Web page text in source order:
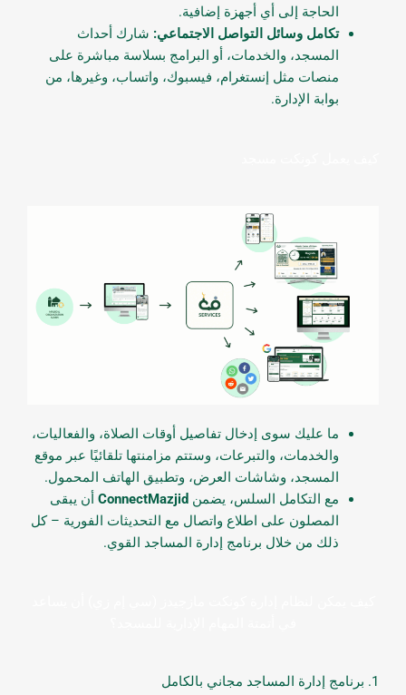
الحاجة إلى أي أجهزة إضافية.
تكامل وسائل التواصل الاجتماعي: شارك أحداث
المسجد، والخدمات، أو البرامج بسلاسة مباشرة على
منصات مثل إنستغرام، فيسبوك، واتساب، وغيرها، من
بوابة الإدارة.
ما عليك سوى إدخال تفاصيل أوقات الصلاة، والفعاليات،
والخدمات، والتبرعات، وستتم مزامنتها تلقائيًا عبر موقع
المسجد، وشاشات العرض، وتطبيق الهاتف المحمول.
مع التكامل السلس، يضمن ConnectMazjidأن يبقى
المصلون على اطلاع واتصال مع التحديثات الفورية – كل
ذلك من خلال برنامج إدارة المساجد القوي.
1. برنامج إدارة المساجد مجاني بالكامل